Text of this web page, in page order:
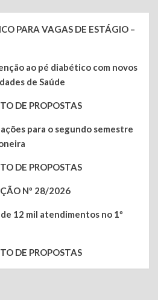
PARA VAGAS DE ESTÁGIO –
ao pé diabético com novos
de Saúde
DE PROPOSTAS
para o segundo semestre
DE PROPOSTAS
Nº 28/2026
12 mil atendimentos no 1º
DE PROPOSTAS